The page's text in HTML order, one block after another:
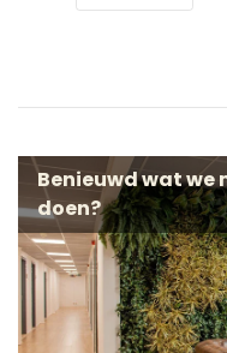
Benieuwd wat we
doen?